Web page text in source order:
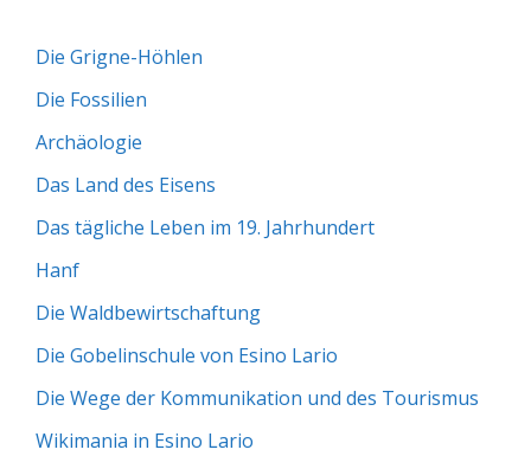
Die Grigne-Höhlen
Die Fossilien
Archäologie
Das Land des Eisens
Das tägliche Leben im 19. Jahrhundert
Hanf
Die Waldbewirtschaftung
Die Gobelinschule von Esino Lario
Die Wege der Kommunikation und des Tourismus
Wikimania in Esino Lario